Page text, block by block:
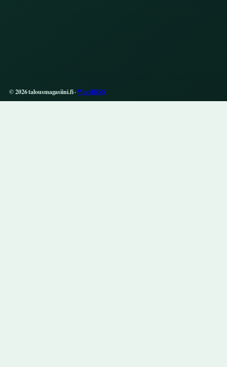
© 2026 talousmagasiini.fi ·WorldRSS